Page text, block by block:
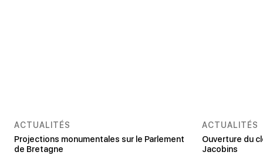
ACTUALITÉS
Projections monumentales sur le Parlement
de Bretagne
ACTUALITÉS
Ouverture du
Jacobins